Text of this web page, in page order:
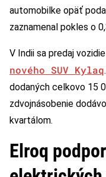
automobilke opäť
zaznamenal pokles o
V Indii sa predaj
nového SUV Kylaq
dodaných celkovo 15
zdvojnásobenie
kvartálom.
Elroq